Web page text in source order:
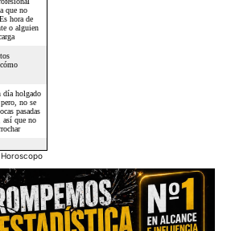
Horoscopo